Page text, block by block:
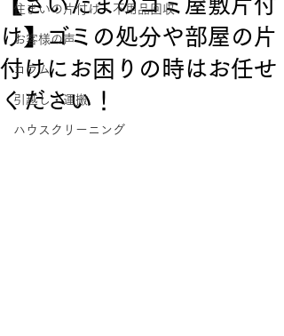
住まいの片付け・不用品回収
お客様の声
コラム
引越し・運搬
ハウスクリーニング
け】ゴミの処分や部屋の片
付けにお困りの時はお任せ
ください！